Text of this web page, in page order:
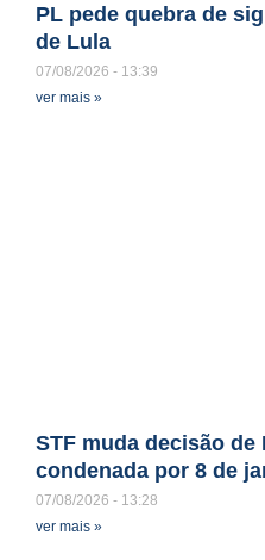
PL pede quebra de
de Lula
07/08/2026
13:39
ver mais »
STF muda decisão de
condenada por 8 de
07/08/2026
13:28
ver mais »